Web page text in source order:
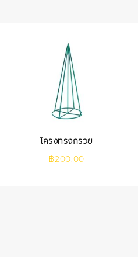
โครงทรงกรวย
฿200.00